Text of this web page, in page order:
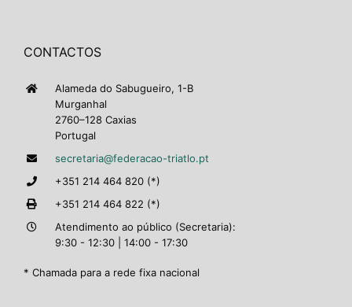
CONTACTOS
Alameda do Sabugueiro, 1-B
Murganhal
2760–128 Caxias
Portugal
secretaria@federacao-triatlo.pt
+351 214 464 820 (*)
+351 214 464 822 (*)
Atendimento ao público (Secretaria):
9:30 - 12:30 | 14:00 - 17:30
* Chamada para a rede fixa nacional